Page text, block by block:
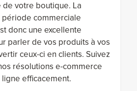
de votre boutique. La
commerciale
donc une excellente
parler de vos produits à vos
ceux-ci en clients. Suivez
résolutions e-commerce
efficacement.